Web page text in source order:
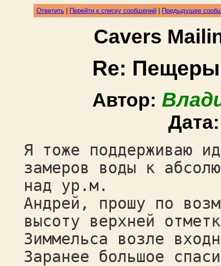
Ответить| Перейти к списку сообщений| Предыдущее
Cavers
Re:
Автор:
Я тоже поддерживаю
замеров воды к
над ур.м.
Андрей, прошу по
высоту верхней
Зиммельса возле
Заранее большое